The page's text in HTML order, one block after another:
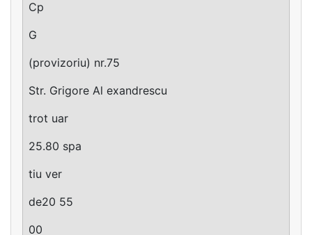
Cp
G
(provizoriu) nr.75
Str. Grigore Al exandrescu
trot uar
25.80 spa
tiu ver
de20 55
00